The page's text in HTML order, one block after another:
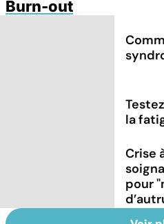
Burn-out
la
Crise
pour